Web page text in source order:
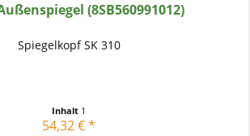
(8SB560991012)
Spiegelkopf SK 310
Inhalt 1
54,32 € *